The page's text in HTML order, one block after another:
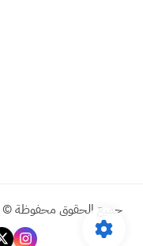
جميع الحقوق محفوظة ©